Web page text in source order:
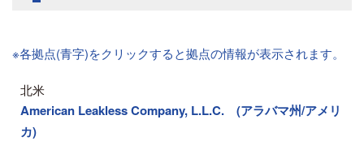
※各拠点(青字)をクリックすると拠点の情報が表示されます。
北米
American Leakless Company, L.L.C. (アラバマ州/アメリ
カ)